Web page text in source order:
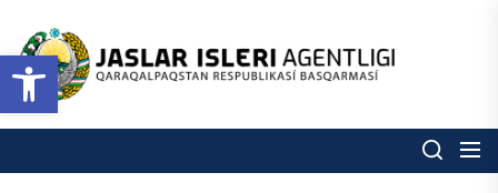
Open toolbar
content
Respublikası
basqarması
Ózbekstan jaslar isleri